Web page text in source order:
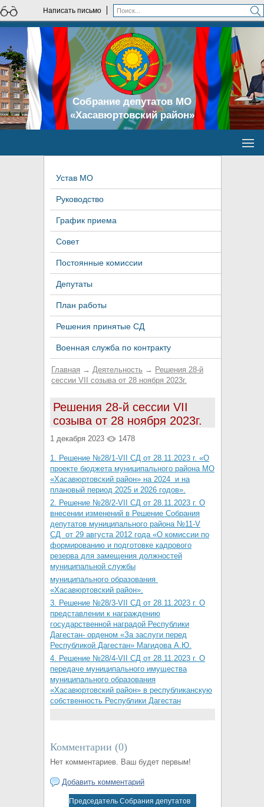
Написать письмо
Собрание депутатов МО
«Хасавюртовский район»
Устав МО
Руководство
График приема
Совет
Постоянные комиссии
Депутаты
План работы
Решения принятые СД
Военная служба по контракту
Главная → Деятельность → Решения 28-й
сессии VII созыва от 28 ноября 2023г.
Решения 28-й сессии VII
созыва от 28 ноября 2023г.
1 декабря 2023 1478
1. Решение №28/1-VII СД от 28.11.2023 г. «О
проекте бюджета муниципального района МО
«Хасавюртовский район» на 2024 и на
плановый период 2025 и 2026 годов».
2. Решение №28/2-VII СД от 28.11.2023 г. О
внесении изменений в Решение Собрания
депутатов муниципального района №11-V
СД от 29 августа 2012 года «О комиссии по
формированию и подготовке кадрового
резерва для замещения должностей
муниципальной службы
муниципального образования
«Хасавюртовский район».
3. Решение №28/3-VII СД от 28.11.2023 г. О
представлении к награждению
государственной наградой Республики
Дагестан- орденом «За заслуги перед
Республикой Дагестан» Магидова А.Ю.
4. Решение №28/4-VII СД от 28.11.2023 г. О
передаче муниципального имущества
муниципального образования
«Хасавюртовский район» в республиканскую
собственность Республики Дагестан
Комментарии (0)
Нет комментариев. Ваш будет первым!
Добавить комментарий
Председатель Собрания депутатов